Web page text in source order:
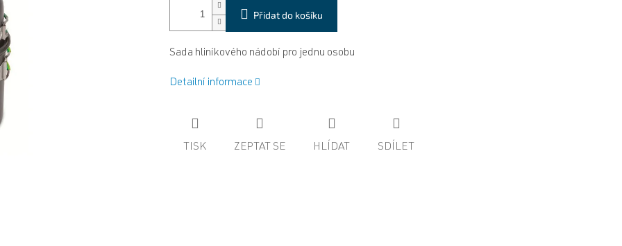
Přidat do košíku
Sada hliníkového nádobí pro jednu osobu
Detailní informace
TISK ZEPTAT SE HLÍDAT SDÍLET